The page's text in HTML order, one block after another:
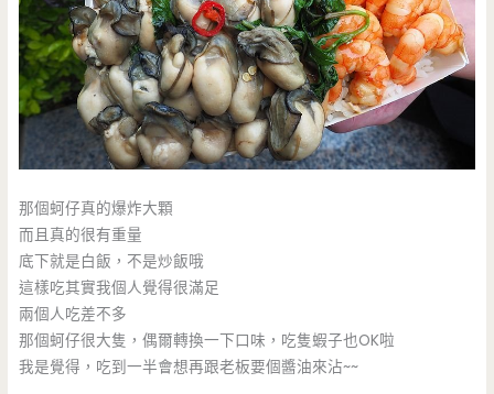
那個蚵仔真的爆炸大顆
而且真的很有重量
底下就是白飯，不是炒飯哦
這樣吃其實我個人覺得很滿足
兩個人吃差不多
那個蚵仔很大隻，偶爾轉換一下口味，吃隻蝦子也OK啦
我是覺得，吃到一半會想再跟老板要個醬油來沾~~